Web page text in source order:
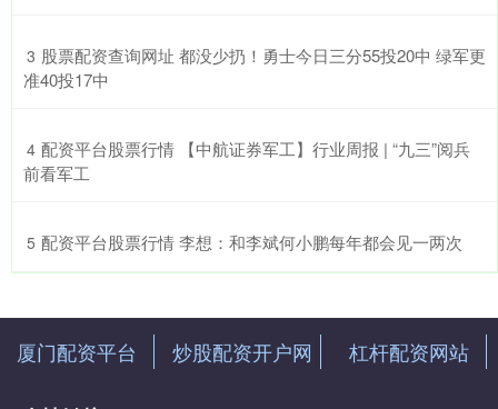
3 ​股票配资查询网址 都没少扔！勇士今日三分55投20中 绿军更
准40投17中
4 ​配资平台股票行情 【中航证券军工】行业周报 | “九三”阅兵
前看军工
5 ​配资平台股票行情 李想：和李斌何小鹏每年都会见一两次
厦门配资平台 炒股配资开户网 杠杆配资网站